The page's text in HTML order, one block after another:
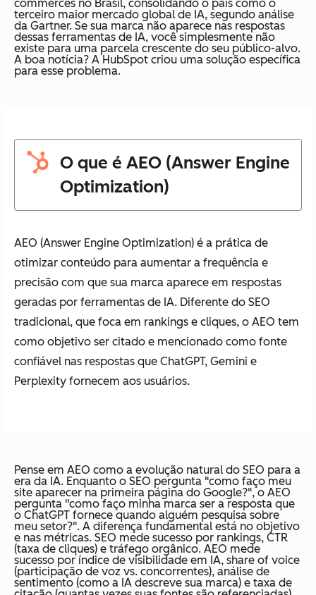
commerces no Brasil, consolidando o país como o
terceiro maior mercado global de IA, segundo análise
da Gartner. Se sua marca não aparece nas respostas
dessas ferramentas de IA, você simplesmente não
existe para uma parcela crescente do seu público-alvo.
A boa notícia? A HubSpot criou uma solução específica
para esse problema.
O que é AEO (Answer Engine
Optimization)
AEO (Answer Engine Optimization) é a prática de
otimizar conteúdo para aumentar a frequência e
precisão com que sua marca aparece em respostas
geradas por ferramentas de IA. Diferente do SEO
tradicional, que foca em rankings e cliques, o AEO tem
como objetivo ser citado e mencionado como fonte
confiável nas respostas que ChatGPT, Gemini e
Perplexity fornecem aos usuários.
Pense em AEO como a evolução natural do SEO para a
era da IA. Enquanto o SEO pergunta "como faço meu
site aparecer na primeira página do Google?", o AEO
pergunta "como faço minha marca ser a resposta que
o ChatGPT fornece quando alguém pesquisa sobre
meu setor?". A diferença fundamental está no objetivo
e nas métricas. SEO mede sucesso por rankings, CTR
(taxa de cliques) e tráfego orgânico. AEO mede
sucesso por índice de visibilidade em IA, share of voice
(participação de voz vs. concorrentes), análise de
sentimento (como a IA descreve sua marca) e taxa de